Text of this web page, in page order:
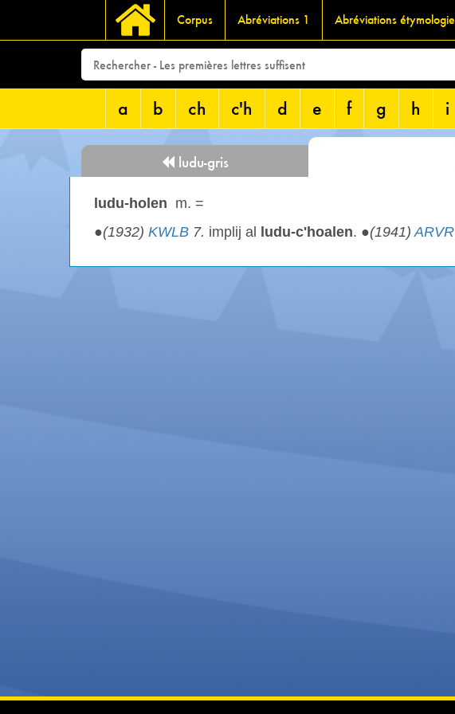
Corpus Abréviations 1 Abréviations étymologie
a b ch c'h d e f g h i
ludu-gris
ludu-holen m. =
●(1932) KWLB 7. implij al ludu-c'hoalen. ●(1941)ARVR